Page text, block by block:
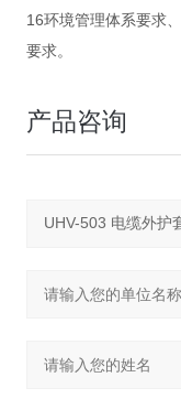
16环境管理体系要求
要求。
产品咨询